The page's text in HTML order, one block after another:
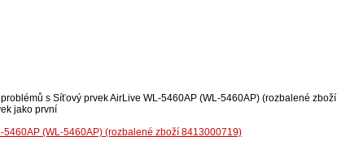
s Síťový prvek AirLive WL-5460AP (WL-5460AP) (rozbalené zboží
jako první
(WL-5460AP) (rozbalené zboží 8413000719)